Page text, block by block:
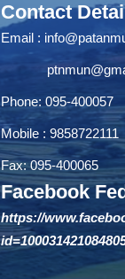
Contact
Email :
Phone: 095-400057
Mobile : 9858722111
Fax: 095-400065
Facebook
https://